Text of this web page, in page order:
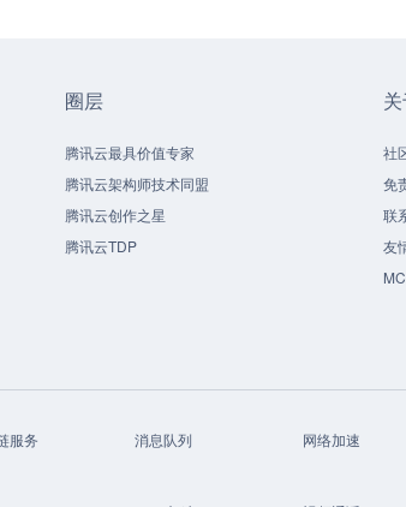
圈层
腾讯云最具价值专家
腾讯云架构师技术同盟
腾讯云创作之星
腾讯云TDP
社
免
联
友
服务 消息队列
网络加速